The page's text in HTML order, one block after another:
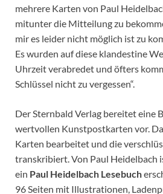
mehrere Karten von Paul
mitunter die Mitteilung zu
mir es leider nicht möglich ist zu
Es wurden auf diese klandestine
Uhrzeit verabredet und öfters
Schlüssel nicht zu vergessen“.
Der Sternbald Verlag bereitet eine
wertvollen Kunstpostkarten vor.
Karten bearbeitet und die
transkribiert. Von Paul Heidelbach
ein Paul Heidelbach Lesebuch
96 Seiten mit Illustrationen,